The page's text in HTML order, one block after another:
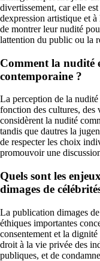
divertissement, car elle
dexpression artistique et
de montrer leur nudité
lattention du public ou la
Comment la nudité
contemporaine ?
La perception de la
fonction des cultures, des
considèrent la nudité
tandis que dautres la
de respecter les choix
promouvoir une
Quels sont les
dimages de
La publication dimages
éthiques importantes
consentement et la
droit à la vie privée des
publiques, et de